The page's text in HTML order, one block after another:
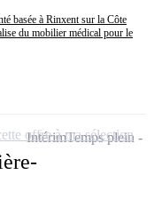
basée à Rinxent sur la Côte
du mobilier médical pour le
IntérimTemps plein
offre à ma sélection